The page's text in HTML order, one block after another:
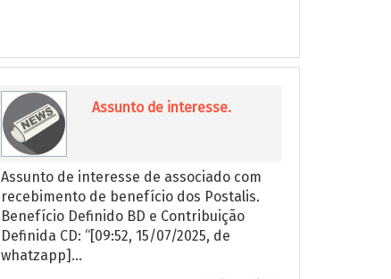
Assunto de interesse.
Assunto de interesse de associado com
recebimento de benefício dos Postalis.
Benefício Definido BD e Contribuição
Definida CD: “[09:52, 15/07/2025, de
whatzapp]...